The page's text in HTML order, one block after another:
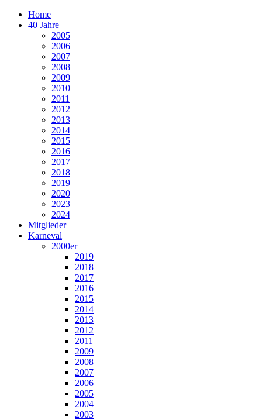
Home
40 Jahre
2005
2006
2007
2008
2009
2010
2011
2012
2013
2014
2015
2016
2017
2018
2019
2020
2023
2024
Mitglieder
Karneval
2000er
2019
2018
2017
2016
2015
2014
2013
2012
2011
2009
2008
2007
2006
2005
2004
2003